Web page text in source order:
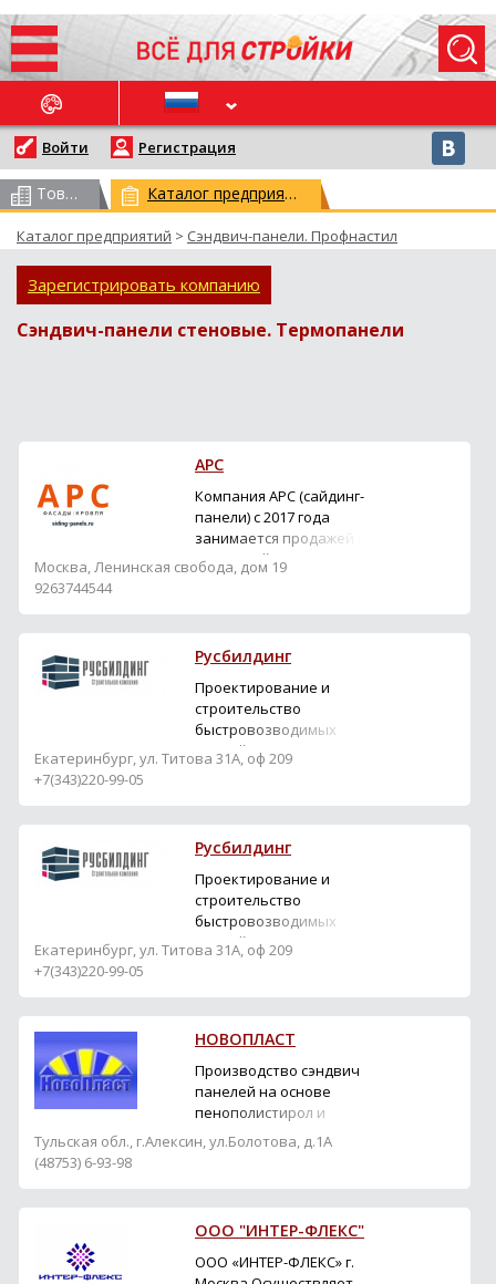
НОВОСТИ
Войти Регистрация
Товарный каталог (всего 62959)Каталог предприятий (всего 29779)
Каталог предприятий > Сэндвич-панели. Профнастил
Зарегистрировать компанию
Сэндвич-панели стеновые. Термопанели
АРС
Компания АРС (сайдинг-
панели) с 2017 года
занимается продажей и
доставкой,
строительных и
сайдинг, металлический
сайдинг,
фиброцементный
сайдинг, фасадные
панели ПВХ, фасадные
панели под кирпич,
Москва, Ленинская свобода, дом 19
9263744544
Русбилдинг
Проектирование и
строительство
быстровозводимых
зданий. Продажа
сэндвич панелей
Екатеринбург, ул. Титова 31А, оф 209
+7(343)220-99-05
Русбилдинг
Проектирование и
строительство
быстровозводимых
зданий. Продажа
сэндвич панелей
Екатеринбург, ул. Титова 31А, оф 209
+7(343)220-99-05
НОВОПЛАСТ
Производство сэндвич
панелей на основе
пенополистирол и
минвата. Производство
профилированного листа
пенополистирола
(пенопласта).
Тульская обл., г.Алексин, ул.Болотова, д.1А
(48753) 6-93-98
ООО "ИНТЕР-ФЛЕКС"
ООО «ИНТЕР-ФЛЕКС» г.